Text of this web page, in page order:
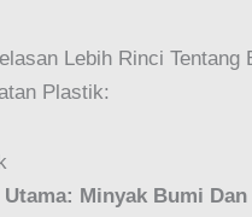
Lebih Rinci Tentang
Plastik:
Minyak Bumi Dan